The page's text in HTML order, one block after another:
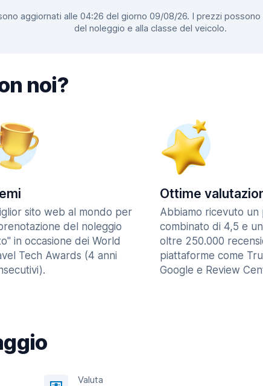
aggiornati alle 04:26 del giorno 09/08/26. I prezzi
del noleggio e alla classe del veicolo.
noi?
sito web al mondo per
del noleggio
in occasione dei World
Tech Awards (4 anni
Ottime
Abbiamo ricevuto un
combinato di 4,5 e
oltre 250.000
piattaforme come
Google e Review
Valuta